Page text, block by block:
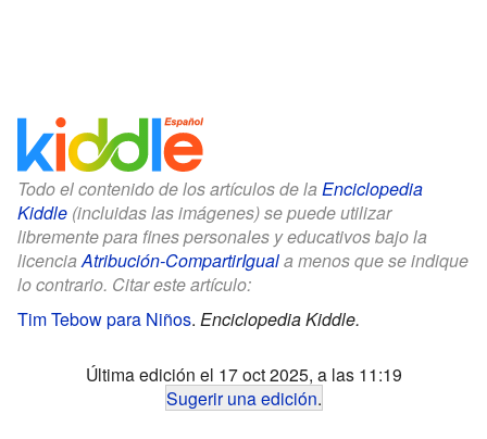
Todo el contenido de los artículos de la Enciclopedia
Kiddle (incluidas las imágenes) se puede utilizar
libremente para fines personales y educativos bajo la
licenciaAtribución-CompartirIguala menos que se indique
lo contrario. Citar este artículo:
Tim Tebow para Niños. Enciclopedia Kiddle.
Última edición el 17 oct 2025, a las 11:19
Sugerir una edición.